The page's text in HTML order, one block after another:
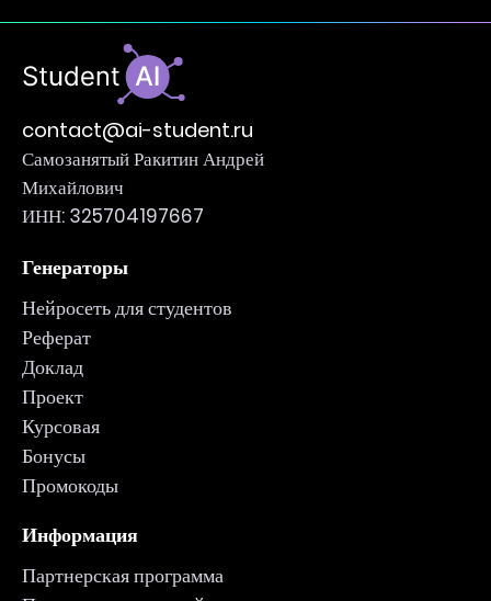
contact@ai-student.ru
Самозанятый Ракитин Андрей
Михайлович
ИНН: 325704197667
Генераторы
Нейросеть для студентов
Реферат
Доклад
Проект
Курсовая
Бонусы
Промокоды
Информация
Партнерская программа